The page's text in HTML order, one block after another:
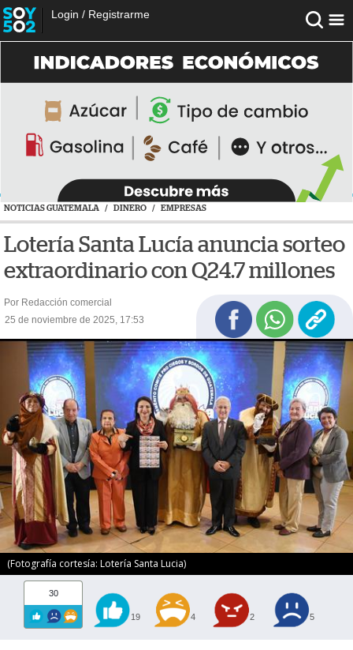
Login / Registrarme
NOTICIAS GUATEMALA / DINERO / EMPRESAS
Lotería Santa Lucía anuncia sorteo
extraordinario con Q24.7 millones
Por Redacción comercial
25 de noviembre de 2025, 17:53
(Fotografía cortesía: Lotería Santa Lucia)
30
19 4 2 5